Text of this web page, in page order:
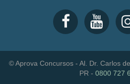
© Aprova Concursos - Al. Dr. Carlos
PR - 0800 727